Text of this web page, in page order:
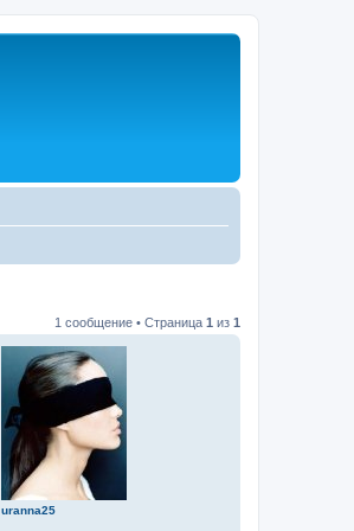
1 сообщение • Страница 1 из 1
uranna25